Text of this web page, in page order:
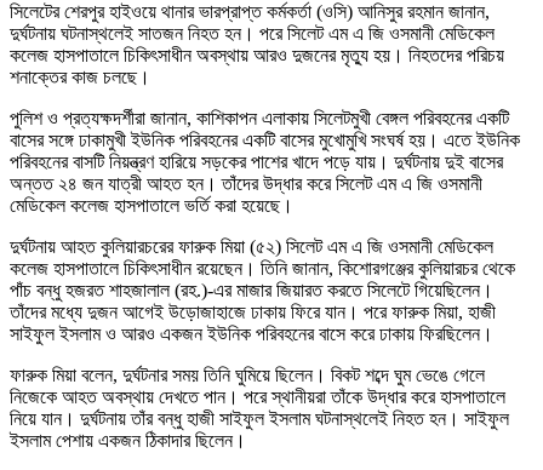
সিলেটের শেরপুর হাইওয়ে থানার ভারপ্রাপ্ত কর্মকর্তা (ওসি) আনিসুর রহমান জানান,
দুর্ঘটনায় ঘটনাস্থলেই সাতজন নিহত হন। পরে সিলেট এম এ জি ওসমানী মেডিকেল
কলেজ হাসপাতালে চিকিৎসাধীন অবস্থায় আরও দুজনের মৃত্যু হয়। নিহতদের পরিচয়
শনাক্তের কাজ চলছে।
পুলিশ ও প্রত্যক্ষদর্শীরা জানান, কাশিকাপন এলাকায় সিলেটমুখী বেঙ্গল পরিবহনের একটি
বাসের সঙ্গে ঢাকামুখী ইউনিক পরিবহনের একটি বাসের মুখোমুখি সংঘর্ষ হয়। এতে ইউনিক
পরিবহনের বাসটি নিয়ন্ত্রণ হারিয়ে সড়কের পাশের খাদে পড়ে যায়। দুর্ঘটনায় দুই বাসের
অন্তত ২৪ জন যাত্রী আহত হন। তাঁদের উদ্ধার করে সিলেট এম এ জি ওসমানী
মেডিকেল কলেজ হাসপাতালে ভর্তি করা হয়েছে।
দুর্ঘটনায় আহত কুলিয়ারচরের ফারুক মিয়া (৫২) সিলেট এম এ জি ওসমানী মেডিকেল
কলেজ হাসপাতালে চিকিৎসাধীন রয়েছেন। তিনি জানান, কিশোরগঞ্জের কুলিয়ারচর থেকে
পাঁচ বন্ধু হজরত শাহজালাল (রহ.)-এর মাজার জিয়ারত করতে সিলেটে গিয়েছিলেন।
তাঁদের মধ্যে দুজন আগেই উড়োজাহাজে ঢাকায় ফিরে যান। পরে ফারুক মিয়া, হাজী
সাইফুল ইসলাম ও আরও একজন ইউনিক পরিবহনের বাসে করে ঢাকায় ফিরছিলেন।
ফারুক মিয়া বলেন, দুর্ঘটনার সময় তিনি ঘুমিয়ে ছিলেন। বিকট শব্দে ঘুম ভেঙে গেলে
নিজেকে আহত অবস্থায় দেখতে পান। পরে স্থানীয়রা তাঁকে উদ্ধার করে হাসপাতালে
নিয়ে যান। দুর্ঘটনায় তাঁর বন্ধু হাজী সাইফুল ইসলাম ঘটনাস্থলেই নিহত হন। সাইফুল
ইসলাম পেশায় একজন ঠিকাদার ছিলেন।